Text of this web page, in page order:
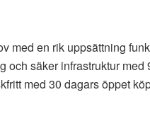
med en rik uppsättning
och säker infrastruktur med
med 30 dagars öppet